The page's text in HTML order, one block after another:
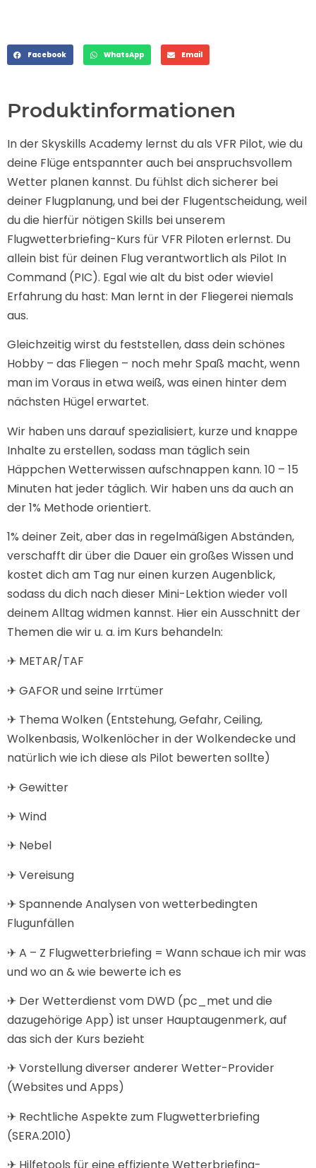
Facebook WhatsApp Email
Produktinformationen
In der Skyskills Academy lernst du als VFR Pilot, wie du
deine Flüge entspannter auch bei anspruchsvollem
Wetter planen kannst. Du fühlst dich sicherer bei
deiner Flugplanung, und bei der Flugentscheidung, weil
du die hierfür nötigen Skills bei unserem
Flugwetterbriefing-Kurs für VFR Piloten erlernst. Du
allein bist für deinen Flug verantwortlich als Pilot In
Command (PIC). Egal wie alt du bist oder wieviel
Erfahrung du hast: Man lernt in der Fliegerei niemals
aus.
Gleichzeitig wirst du feststellen, dass dein schönes
Hobby – das Fliegen – noch mehr Spaß macht, wenn
man im Voraus in etwa weiß, was einen hinter dem
nächsten Hügel erwartet.
Wir haben uns darauf spezialisiert, kurze und knappe
Inhalte zu erstellen, sodass man täglich sein
Häppchen Wetterwissen aufschnappen kann. 10 – 15
Minuten hat jeder täglich. Wir haben uns da auch an
der 1% Methode orientiert.
1% deiner Zeit, aber das in regelmäßigen Abständen,
verschafft dir über die Dauer ein großes Wissen und
kostet dich am Tag nur einen kurzen Augenblick,
sodass du dich nach dieser Mini-Lektion wieder voll
deinem Alltag widmen kannst. Hier ein Ausschnitt der
Themen die wir u. a. im Kurs behandeln: ​
✈ METAR/TAF
✈ GAFOR und seine Irrtümer
✈ Thema Wolken (Entstehung, Gefahr, Ceiling,
Wolkenbasis, Wolkenlöcher in der Wolkendecke und
natürlich wie ich diese als Pilot bewerten sollte)
✈ Gewitter
✈ Wind
✈ Nebel
✈ Vereisung
✈ Spannende Analysen von wetterbedingten
Flugunfällen
✈ A – Z Flugwetterbriefing = Wann schaue ich mir was
und wo an & wie bewerte ich es
✈ Der Wetterdienst vom DWD (pc_met und die
dazugehörige App) ist unser Hauptaugenmerk, auf
das sich der Kurs bezieht
✈ Vorstellung diverser anderer Wetter-Provider
(Websites und Apps)
✈ Rechtliche Aspekte zum Flugwetterbriefing
(SERA.2010)